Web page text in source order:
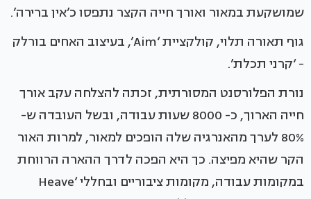
שמושקעת במאור ואורך חייה הקצר נתפסו כ’אין ברירה’.
גוף תאורה תלוי, קולקציית ‘Aim’, בעיצוב האחים בורלק
- ‘קרני תכלת’.
נורת הפלורסנט המסורתית, זכתה להצלחה עקב אורך
חייה הארוך, כ- 8000 שעות עבודה, ובשל העובדה ש-
80% לערך מהאנרגיה שלה הופכים למאור, למרות האור
הקר שהיא מפיצה. כך היא הפכה לדרך ההארה הרווחת
במקומות עבודה, מקומות ציבוריים ובחללי ‘Heave